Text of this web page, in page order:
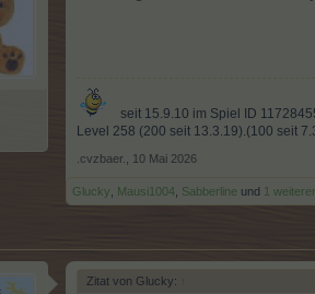
seit 15.9.10 im Spiel ID
Level 258 (200 seit 13.3.19).(100 seit
.cvzbaer. 10 Mai 2026
Glucky Mausi1004 Sabberline und 1
Zitat von Glucky: ↑